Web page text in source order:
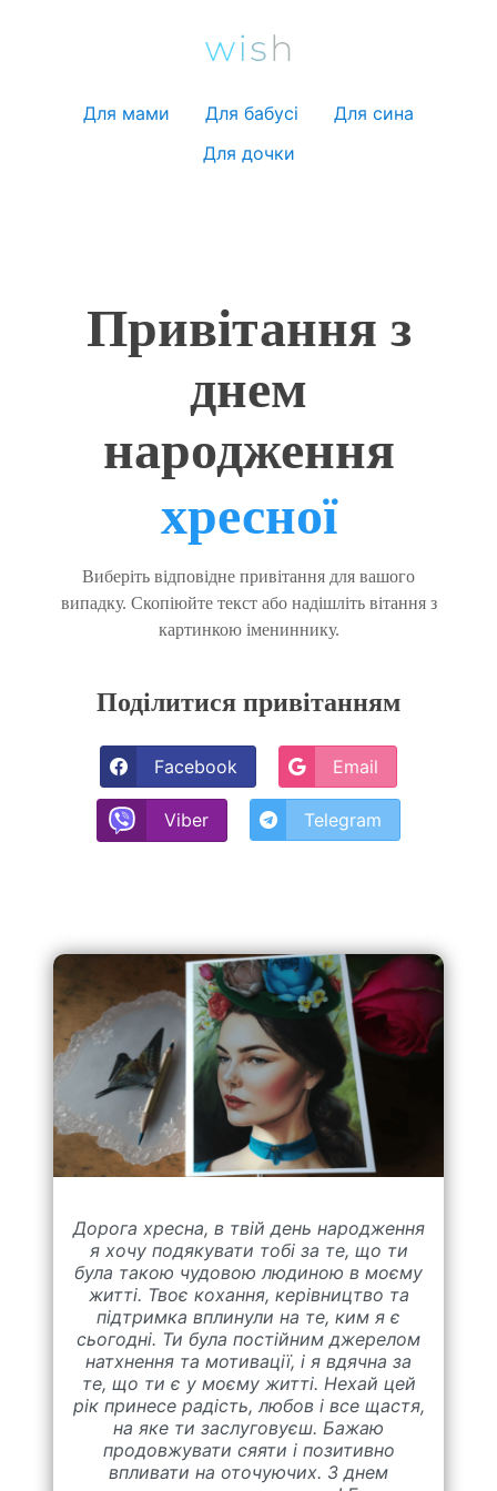
Для мами Для бабусі
Для сина
Для дочки
Привітання з
днем
народження
хресної
Виберіть відповідне привітання для вашого
випадку. Скопіюйте текст або надішліть вітання з
картинкою імениннику.
Поділитися привітанням
Facebook Email
Viber Telegram
Дорога хресна, в твій день народження
я хочу подякувати тобі за те, що ти
була такою чудовою людиною в моєму
житті. Твоє кохання, керівництво та
підтримка вплинули на те, ким я є
сьогодні. Ти була постійним джерелом
натхнення та мотивації, і я вдячна за
те, що ти є у моєму житті. Нехай цей
рік принесе радість, любов і все щастя,
на яке ти заслуговуєш. Бажаю
продовжувати сяяти і позитивно
впливати на оточуючих. З днем